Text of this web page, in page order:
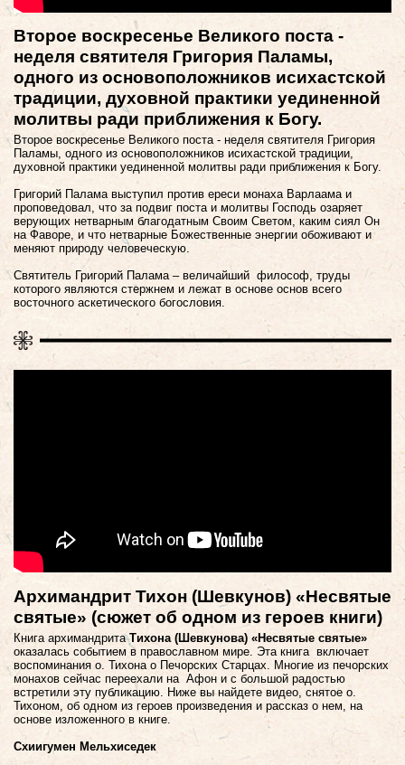
Второе воскресенье Великого поста -
неделя святителя Григория Паламы,
одного из основоположников исихастской
традиции, духовной практики уединенной
молитвы ради приближения к Богу.
Второе воскресенье Великого поста - неделя святителя Григория
Паламы, одного из основоположников исихастской традиции,
духовной практики уединенной молитвы ради приближения к Богу.
Григорий Палама выступил против ереси монаха Варлаама и
проповедовал, что за подвиг поста и молитвы Господь озаряет
верующих нетварным благодатным Своим Светом, каким сиял Он
на Фаворе, и что нетварные Божественные энергии обоживают и
меняют природу человеческую.
Святитель Григорий Палама – величайший философ, труды
которого являются стержнем и лежат в основе основ всего
восточного аскетического богословия.
Архимандрит Тихон (Шевкунов) «Несвятые
святые» (сюжет об одном из героев книги)
Книга архимандритаТихона (Шевкунова) «Несвятые святые»
оказалась событием в православном мире. Эта книга включает
воспоминания о. Тихона о Печорских Старцах. Многие из печорских
монахов сейчас переехали на Афон и с большой радостью
встретили эту публикацию. Ниже вы найдете видео, снятое о.
Тихоном, об одном из героев произведения и рассказ о нем, на
основе изложенного в книге.
Схиигумен Мельхиседек